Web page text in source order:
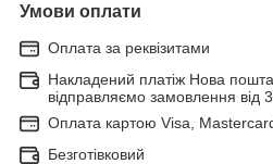
Умови оплати
Оплата за реквізитами
Накладений платіж Нова
відправляємо замовлення від
Оплата картою Visa,
Безготівковий